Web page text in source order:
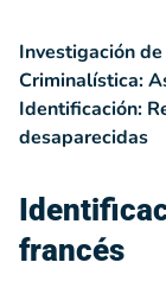
Investigación
Criminalística:
Identificación:
desaparecidas
francés